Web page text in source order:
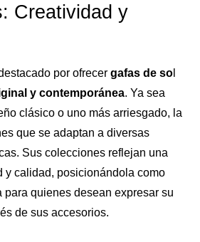
Creatividad y
por ofrecer gafas de so
y contemporánea. Ya sea
clásico o uno más arriesgado, la
que se adaptan a diversas
Sus colecciones reflejan una
y calidad, posicionándola como
para quienes desean expresar su
de sus accesorios.